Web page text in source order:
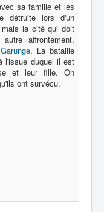
sa famille et les
détruite lors d'un
la cité qui doit
affrontement,
Garunge. La bataille
l'issue duquel il est
et leur fille. On
ont survécu.